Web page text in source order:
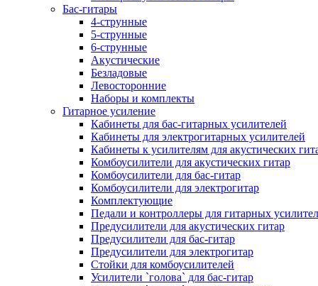
Бас-гитары
4-струнные
5-струнные
6-струнные
Акустические
Безладовые
Левосторонние
Наборы и комплекты
Гитарное усиление
Кабинеты для бас-гитарных усилителей
Кабинеты для электрогитарных усилителей
Кабинеты к усилителям для акустических
Комбоусилители для акустических гитар
Комбоусилители для бас-гитар
Комбоусилители для электрогитар
Комплектующие
Педали и контроллеры для гитарных
Предусилители для акустических гитар
Предусилители для бас-гитар
Предусилители для электрогитар
Стойки для комбоусилителей
Усилители `голова` для бас-гитар